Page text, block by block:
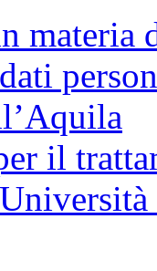
materia
il